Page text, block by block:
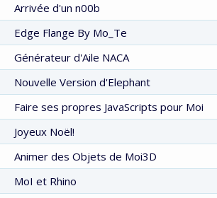
Arrivée d'un n00b
Edge Flange By Mo_Te
Générateur d'Aile NACA
Nouvelle Version d'Elephant
Faire ses propres JavaScripts pour Moi
Joyeux Noël!
Animer des Objets de Moi3D
MoI et Rhino